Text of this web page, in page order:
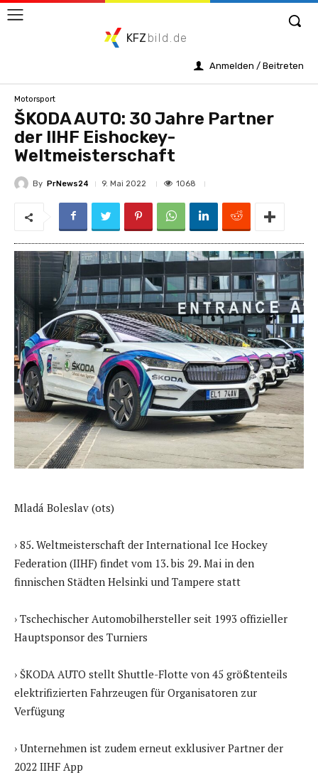
KFZ bild.de
Anmelden / Beitreten
Motorsport
ŠKODA AUTO: 30 Jahre Partner
der IIHF Eishockey-
Weltmeisterschaft
By PrNews24 9. Mai 2022 1068
Mladá Boleslav (ots)
› 85. Weltmeisterschaft der International Ice Hockey
Federation (IIHF) findet vom 13. bis 29. Mai in den
finnischen Städten Helsinki und Tampere statt
› Tschechischer Automobilhersteller seit 1993 offizieller
Hauptsponsor des Turniers
› ŠKODA AUTO stellt Shuttle-Flotte von 45 größtenteils
elektrifizierten Fahrzeugen für Organisatoren zur
Verfügung
› Unternehmen ist zudem erneut exklusiver Partner der
2022 IIHF App